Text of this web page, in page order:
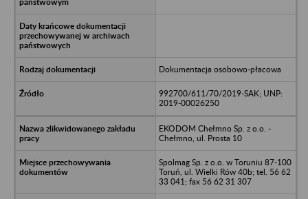
Dokumentacja osobowo-płacowa
992700/611/70/2019-SAK; UNP:
2019-00026250
EKODOM Chełmno Sp. z o.o. -
Chełmno, ul. Prosta 10
Spolmag Sp. z o.o. w Toruniu 87-100
Toruń, ul. Wielki Rów 40b; tel. 56 62
33 041; fax 56 62 31 307